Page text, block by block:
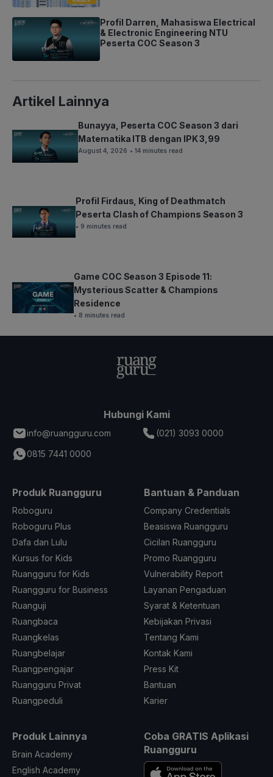
Profil Darren, Mahasiswa Electrical
& Electronic Engineering NTU
Peserta COC Season 3
Artikel Lainnya
Bunayya, Peserta COC Season 3 dari
Matematika ITB dengan IPK 3,99
August 4, 2026 • 14 minutes read
Profil Firdaus, King of Deathmatch
Peserta Clash of Champions Season 3
• 9 minutes read
Game COC Season 3 Episode 11:
Mysterious Scatter & Champions
Residence
• 8 minutes read
Hubungi Kami
info@ruangguru.com
(021) 3093 0000
0815 7441 0000
Produk Ruangguru
Roboguru
Roboguru Plus
Dafa dan Lulu
Kursus for Kids
Ruangguru for Kids
Ruangguru for Business
Ruanguji
Ruangbaca
Ruangkelas
Ruangbelajar
Ruangpengajar
Ruangguru Privat
Ruangpeduli
Bantuan & Panduan
Company Credentials
Beasiswa Ruangguru
Cicilan Ruangguru
Promo Ruangguru
Vulnerability Report
Layanan Pengaduan
Syarat & Ketentuan
Kebijakan Privasi
Tentang Kami
Kontak Kami
Press Kit
Bantuan
Karier
Produk Lainnya
Brain Academy
English Academy
Coba GRATIS Aplikasi
Ruangguru